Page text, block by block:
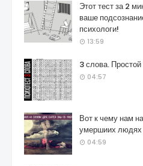
Этот тест за 2
ваше
психологи!
13:59
3 слова. Простой
04:57
Вот к чему нам
умершиих людях
04:59